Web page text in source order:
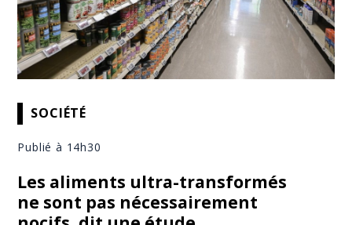
SOCIÉTÉ
Publié à 14h30
Les aliments ultra-transformés
ne sont pas nécessairement